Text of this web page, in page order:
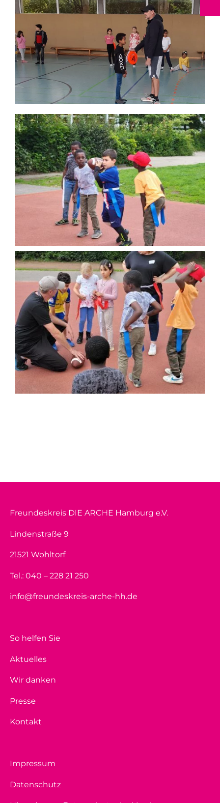
Freundeskreis DIE ARCHE Hamburg e.V.
Lindenstraße 9
21521 Wohltorf
Tel.: 040 – 228 21 250
info@freundeskreis-arche-hh.de
So helfen Sie
Aktuelles
Wir danken
Presse
Kontakt
Impressum
Datenschutz